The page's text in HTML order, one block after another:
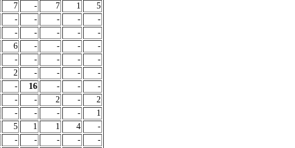
7 - 7 1
5
- - - -
-
- - - -
-
6 - - -
-
- - - -
-
2 - - -
-
- 16 - -
-
- - 2 -
2
- - - -
1
5 1 1 4
-
- - - -
-